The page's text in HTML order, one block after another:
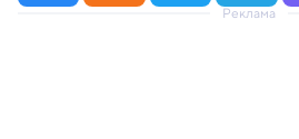
Реклама